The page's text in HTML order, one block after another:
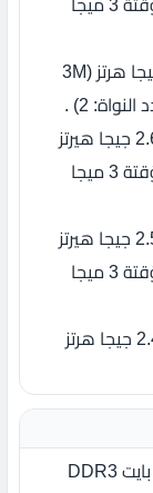
- معالج ‏Intel Core i5 3230M بسرعة 2.6 جيجا هرتز ‏(‏3M
- معالج Intel® Core™ i5-3320M بسرعة 2.6 جيجا هيرتز
(بسرعة تصل الي 3.30 جيجا هيرتز ، ذاكرة مؤقتة 3 ميجا
- معالج Intel® Core™ i5-3210M بسرعة 2.5 جيجا هيرتز
(بسرعة تصل الي 3.10 جيجا هيرتز ، ذاكرة مؤقتة 3 ميجا
- معالج ‏Intel® Core™ i3-3110M بسرعة 2.4 جيجا هرتز